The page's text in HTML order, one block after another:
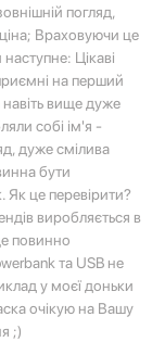
погляд,
Враховуючи це
Цікаві
на перший
навіть вище дуже
собі ім'я -
дуже смілива
бути
це перевірити?
виробляється в
повинно
та USB не
у моєї доньки
очікую на Вашу
;)